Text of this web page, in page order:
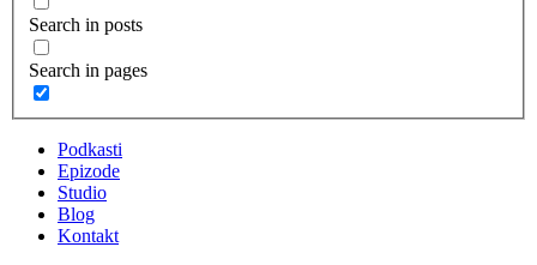
Search in posts
Search in pages
Podkasti
Epizode
Studio
Blog
Kontakt